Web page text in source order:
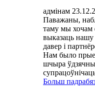
адмінам
Паважаны,
таму мы хочам
выказаць
давер і
Нам было
шчыра
Больш